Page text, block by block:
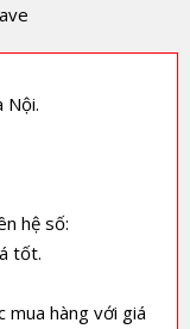
Nội.
hệ số:
tốt.
mua hàng với giá